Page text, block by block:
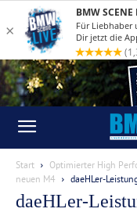
Start
Optimierter High
neuen M4
daeHLer-
daeHLer-